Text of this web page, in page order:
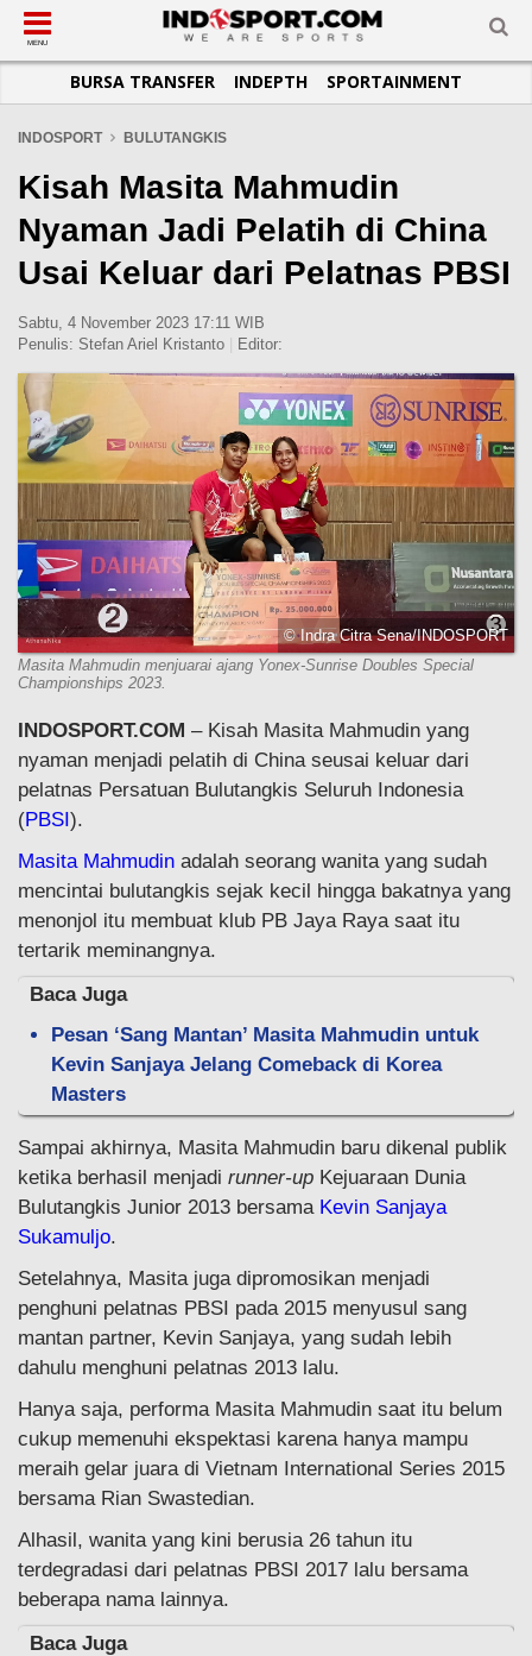
SUB-MENU
SEPAKBOLA
LIGA INGGRIS
LIGA ITALIA
LIGA SPANYOL
LIGA CHAMPIONS
LIGA PRANCIS
LIGA EUROPA
SUB-MENU
SPORTAINMENT
SUB-MENU
OTOMOTIF
OTOMANIA
SUB-MENU
BASKET
FUTSAL
OLIMPIK
E-SPORT
SUB-MENU
JADWAL
SUB-MENU
TOPIK HARI INI
INFOGRAFIS
GALERI FOTO
TEMPAT OLAHRAGA
PASUKAN SEHAT
MENU
BURSA TRANSFER INDEPTH SPORTAINMENT
INDOSPORT BULUTANGKIS
Kisah Masita Mahmudin
Nyaman Jadi Pelatih di China
Usai Keluar dari Pelatnas PBSI
Sabtu, 4 November 2023 17:11 WIB
Penulis: Stefan Ariel Kristanto Editor:
© Indra Citra Sena/INDOSPORT
Masita Mahmudin menjuarai ajang Yonex-Sunrise Doubles Special
Championships 2023.
INDOSPORT.COM – Kisah Masita Mahmudin yang
nyaman menjadi pelatih di China seusai keluar dari
pelatnas Persatuan Bulutangkis Seluruh Indonesia
(PBSI).
Masita Mahmudin adalah seorang wanita yang sudah
mencintai bulutangkis sejak kecil hingga bakatnya yang
menonjol itu membuat klub PB Jaya Raya saat itu
tertarik meminangnya.
Baca Juga
Pesan ‘Sang Mantan’ Masita Mahmudin untuk
Kevin Sanjaya Jelang Comeback di Korea
Masters
Sampai akhirnya, Masita Mahmudin baru dikenal publik
ketika berhasil menjadi runner-up Kejuaraan Dunia
Bulutangkis Junior 2013 bersama Kevin Sanjaya
Sukamuljo.
Setelahnya, Masita juga dipromosikan menjadi
penghuni pelatnas PBSI pada 2015 menyusul sang
mantan partner, Kevin Sanjaya, yang sudah lebih
dahulu menghuni pelatnas 2013 lalu.
Hanya saja, performa Masita Mahmudin saat itu belum
cukup memenuhi ekspektasi karena hanya mampu
meraih gelar juara di Vietnam International Series 2015
bersama Rian Swastedian.
Alhasil, wanita yang kini berusia 26 tahun itu
terdegradasi dari pelatnas PBSI 2017 lalu bersama
beberapa nama lainnya.
Baca Juga